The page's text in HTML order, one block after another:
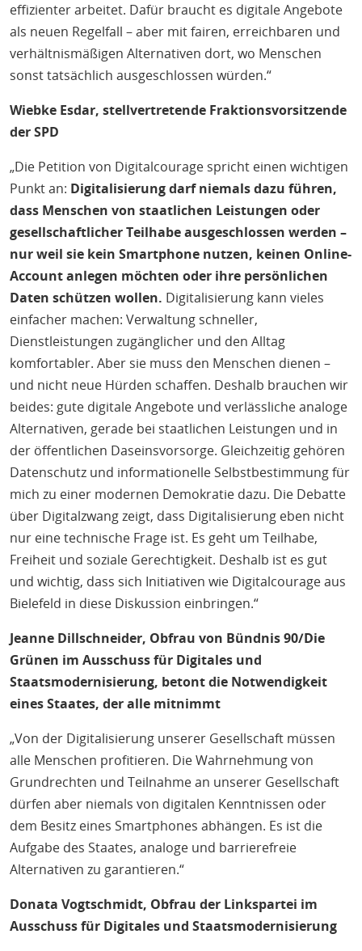
effizienter arbeitet. Dafür braucht es digitale Angebote
als neuen Regelfall – aber mit fairen, erreichbaren und
verhältnismäßigen Alternativen dort, wo Menschen
sonst tatsächlich ausgeschlossen würden.“
Wiebke Esdar, stellvertretende Fraktionsvorsitzende
der SPD
„Die Petition von Digitalcourage spricht einen wichtigen
Punkt an: Digitalisierung darf niemals dazu führen,
dass Menschen von staatlichen Leistungen oder
gesellschaftlicher Teilhabe ausgeschlossen werden –
nur weil sie kein Smartphone nutzen, keinen Online-
Account anlegen möchten oder ihre persönlichen
Daten schützen wollen. Digitalisierung kann vieles
einfacher machen: Verwaltung schneller,
Dienstleistungen zugänglicher und den Alltag
komfortabler. Aber sie muss den Menschen dienen –
und nicht neue Hürden schaffen. Deshalb brauchen wir
beides: gute digitale Angebote und verlässliche analoge
Alternativen, gerade bei staatlichen Leistungen und in
der öffentlichen Daseinsvorsorge. Gleichzeitig gehören
Datenschutz und informationelle Selbstbestimmung für
mich zu einer modernen Demokratie dazu. Die Debatte
über Digitalzwang zeigt, dass Digitalisierung eben nicht
nur eine technische Frage ist. Es geht um Teilhabe,
Freiheit und soziale Gerechtigkeit. Deshalb ist es gut
und wichtig, dass sich Initiativen wie Digitalcourage aus
Bielefeld in diese Diskussion einbringen.“
Jeanne Dillschneider, Obfrau von Bündnis 90/Die
Grünen im Ausschuss für Digitales und
Staatsmodernisierung, betont die Notwendigkeit
eines Staates, der alle mitnimmt
„Von der Digitalisierung unserer Gesellschaft müssen
alle Menschen profitieren. Die Wahrnehmung von
Grundrechten und Teilnahme an unserer Gesellschaft
dürfen aber niemals von digitalen Kenntnissen oder
dem Besitz eines Smartphones abhängen. Es ist die
Aufgabe des Staates, analoge und barrierefreie
Alternativen zu garantieren.“
Donata Vogtschmidt, Obfrau der Linkspartei im
Ausschuss für Digitales und Staatsmodernisierung